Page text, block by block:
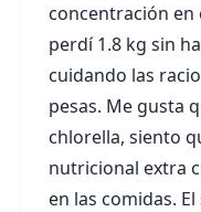
concentración en
perdí 1.8 kg sin
cuidando las
pesas. Me gusta
chlorella, siento
nutricional extra
en las comidas.